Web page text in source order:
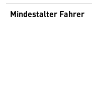
Mindestalter Fahrer